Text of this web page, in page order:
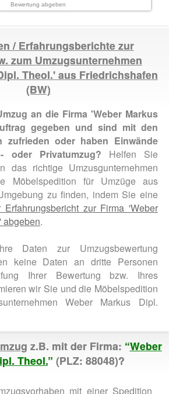
/ Erfahrungsberichte zur
zum Umzugsunternehmen
Theol.' aus Friedrichshafen
(BW)
an die Firma 'Weber Markus
gegeben und sind mit den
zufrieden oder haben Einwände
oder Privatumzug? Helfen Sie
das richtige Umzusgunternehmen
Möbelspedition für Umzüge aus
zu finden, indem Sie eine
Erfahrungsbericht zur Firma 'Weber
abgeben.
Daten zur Umzugsbewertung
keine Daten an dritte Personen
Ihrer Bewertung bzw. Ihres
wir Sie und die Möbelspedition
Weber Markus Dipl.
z.B. mit der Firma: “Weber
Theol.” (PLZ: 88048)?
mit einer Spedition